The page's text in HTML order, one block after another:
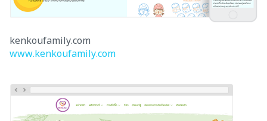
kenkoufamily.com
www.kenkoufamily.com